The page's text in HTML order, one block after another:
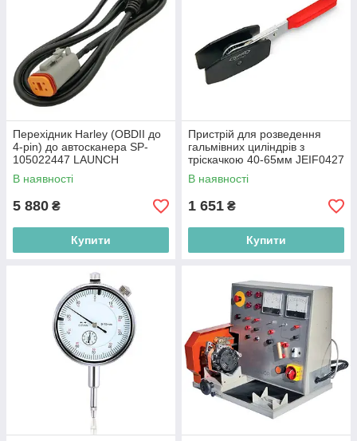
Перехідник Harley (OBDII до
4-pin) до автосканера SP-
105022447 LAUNCH
В наявності
5 880 ₴
Купити
Пристрій для розведення
гальмівних циліндрів з
тріскачкою 40-65мм JEIF0427
TOPTUL
В наявності
1 651 ₴
Купити